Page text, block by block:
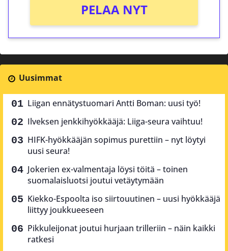
PELAA NYT
Uusimmat
Liigan ennätystuomari Antti Boman: uusi työ!
Ilveksen jenkkihyökkääjä: Liiga-seura vaihtuu!
HIFK-hyökkääjän sopimus purettiin – nyt löytyi
uusi seura!
Jokerien ex-valmentaja löysi töitä – toinen
suomalaisluotsi joutui vetäytymään
Kiekko-Espoolta iso siirtouutinen – uusi hyökkääjä
liittyy joukkueeseen
Pikkuleijonat joutui hurjaan trilleriin – näin kaikki
ratkesi